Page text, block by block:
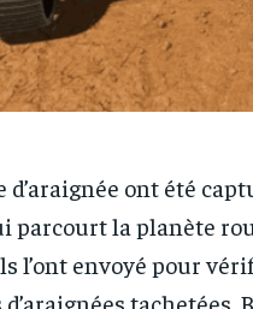
ont été
parcourt la planète
l’ont envoyé pour
tachetées.